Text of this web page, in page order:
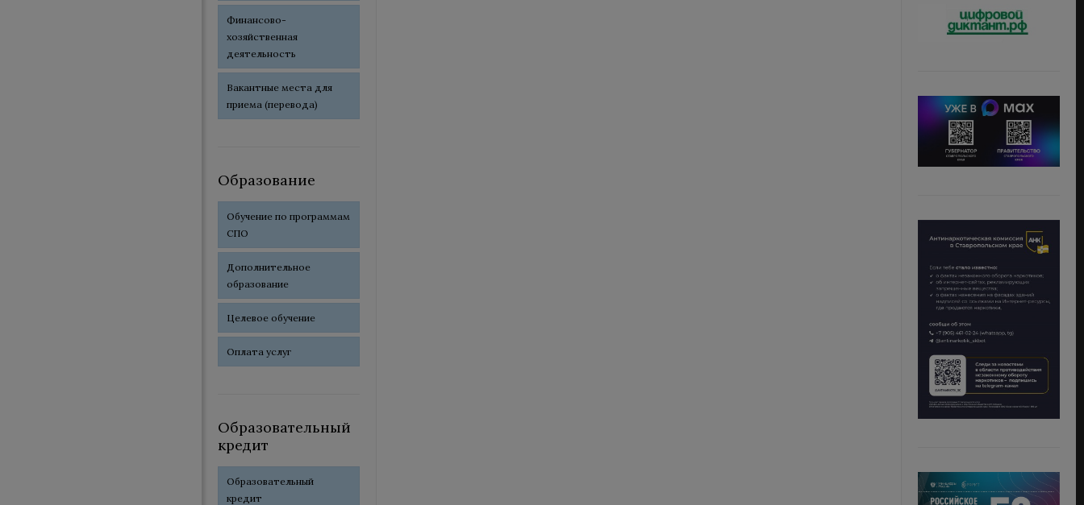
Финансово-
хозяйственная
деятельность
Вакантные места для
приема (перевода)
Образование
Обучение по программам
СПО
Дополнительное
образование
Целевое обучение
Оплата услуг
Образовательный
кредит
Образовательный
кредит